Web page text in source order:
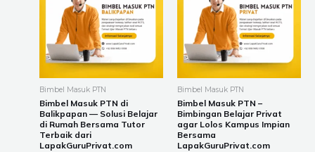
Bimbel Masuk PTN
Bimbel Masuk PTN di
Balikpapan — Solusi Belajar
di Rumah Bersama Tutor
Terbaik dari
LapakGuruPrivat.com
multiple
variants.
The
on
Bimbel Masuk PTN
Bimbel Masuk PTN –
Bimbingan Belajar Privat
agar Lolos Kampus Impian
Bersama
LapakGuruPrivat.com
multiple
variants.
The
on